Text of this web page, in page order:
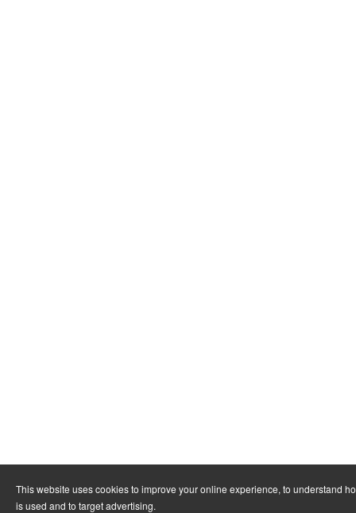
This website uses cookies to improve your online experience, to understand
is used and to target advertising.